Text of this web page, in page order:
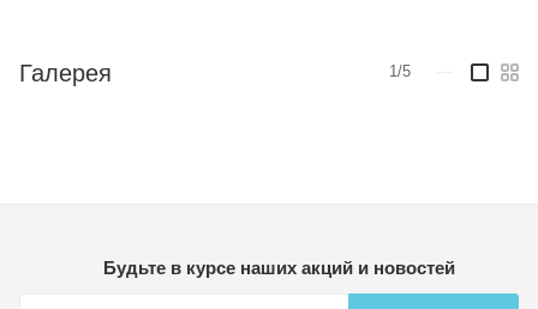
защиты в случае аварии.
Галерея 1/5
Будьте в курсе наших акций и новостей